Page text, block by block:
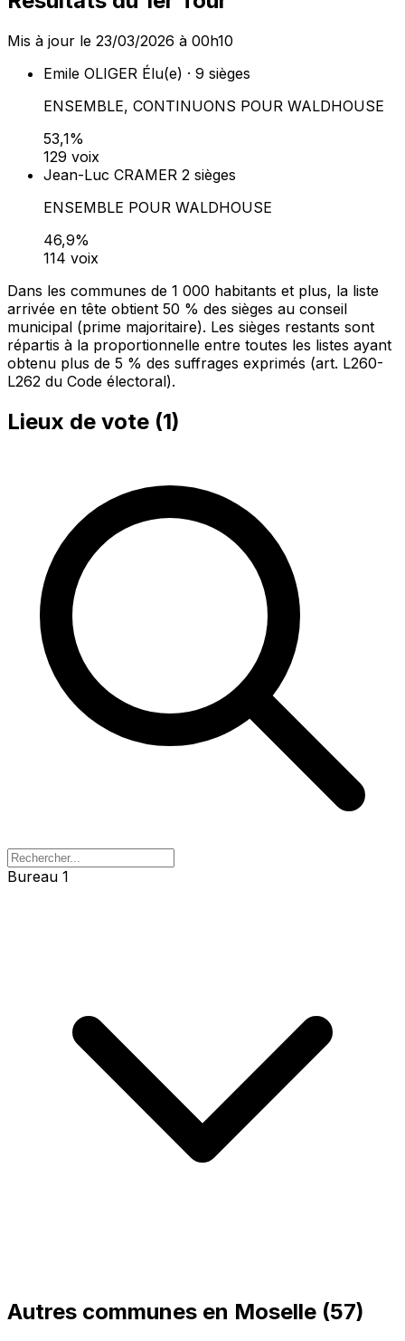
Mis à jour le 23/03/2026 à 00h10
Emile OLIGER Élu(e) · 9 sièges
ENSEMBLE, CONTINUONS POUR WALDHOUSE
53,1%
129 voix
Jean-Luc CRAMER 2 sièges
ENSEMBLE POUR WALDHOUSE
46,9%
114 voix
Dans les communes de 1 000 habitants et plus, la liste
arrivée en tête obtient 50 % des sièges au conseil
municipal (prime majoritaire). Les sièges restants sont
répartis à la proportionnelle entre toutes les listes ayant
obtenu plus de 5 % des suffrages exprimés (art. L260-
L262 du Code électoral).
Lieux de vote (1)
Bureau 1
Autres communes en Moselle (57)